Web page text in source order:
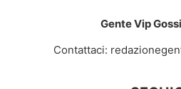
Gente Vip
Contattaci: